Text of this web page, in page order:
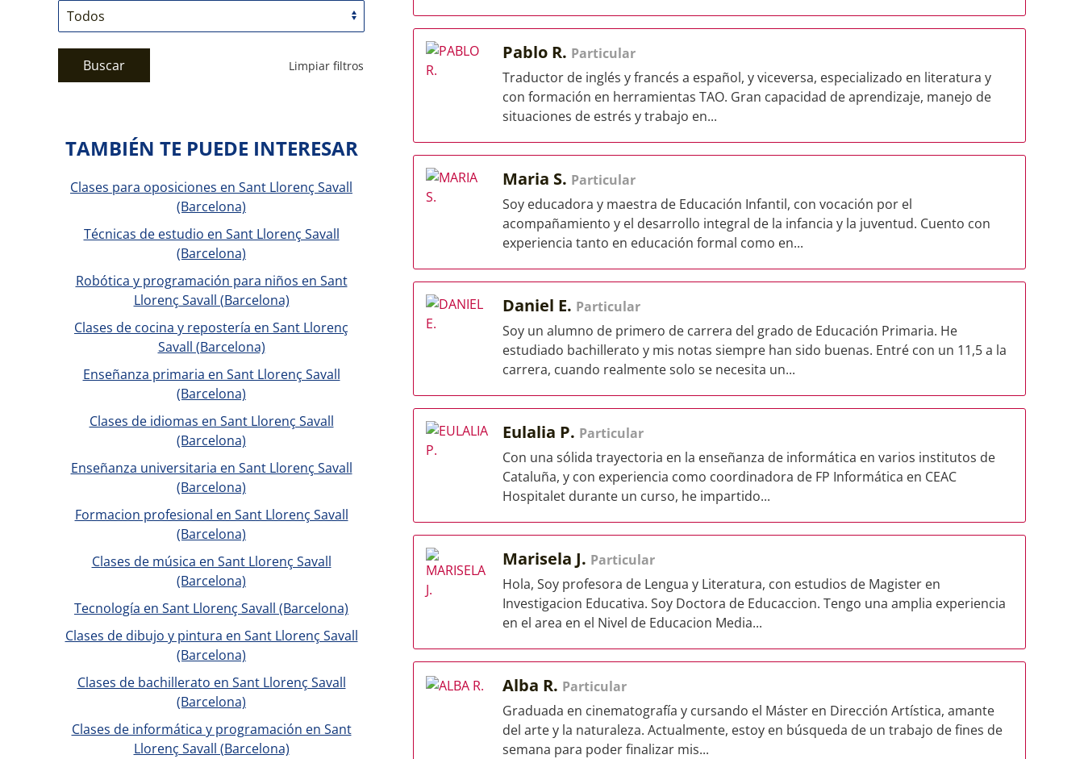
Buscar Limpiar filtros
Pablo R. Particular
Traductor de inglés y francés a español, y viceversa, especializado en literatura y
con formación en herramientas TAO. Gran capacidad de aprendizaje, manejo de
situaciones de estrés y trabajo en...
Maria S. Particular
Soy educadora y maestra de Educación Infantil, con vocación por el
acompañamiento y el desarrollo integral de la infancia y la juventud. Cuento con
experiencia tanto en educación formal como en...
Daniel E. Particular
Soy un alumno de primero de carrera del grado de Educación Primaria. He
estudiado bachillerato y mis notas siempre han sido buenas. Entré con un 11,5 a la
carrera, cuando realmente solo se necesita un...
Eulalia P. Particular
Con una sólida trayectoria en la enseñanza de informática en varios institutos de
Cataluña, y con experiencia como coordinadora de FP Informática en CEAC
Hospitalet durante un curso, he impartido...
Marisela J. Particular
Hola, Soy profesora de Lengua y Literatura, con estudios de Magister en
Investigacion Educativa. Soy Doctora de Educaccion. Tengo una amplia experiencia
en el area en el Nivel de Educacion Media...
Alba R. Particular
Graduada en cinematografía y cursando el Máster en Dirección Artística, amante
del arte y la naturaleza. Actualmente, estoy en búsqueda de un trabajo de fines de
semana para poder finalizar mis...
TAMBIÉN TE PUEDE INTERESAR
Clases para oposiciones en Sant Llorenç Savall
(Barcelona)
Técnicas de estudio en Sant Llorenç Savall
(Barcelona)
Robótica y programación para niños en Sant
Llorenç Savall (Barcelona)
Clases de cocina y repostería en Sant Llorenç
Savall (Barcelona)
Enseñanza primaria en Sant Llorenç Savall
(Barcelona)
Clases de idiomas en Sant Llorenç Savall
(Barcelona)
Enseñanza universitaria en Sant Llorenç Savall
(Barcelona)
Formacion profesional en Sant Llorenç Savall
(Barcelona)
Clases de música en Sant Llorenç Savall
(Barcelona)
Tecnología en Sant Llorenç Savall (Barcelona)
Clases de dibujo y pintura en Sant Llorenç Savall
(Barcelona)
Clases de bachillerato en Sant Llorenç Savall
(Barcelona)
Clases de informática y programación en Sant
Llorenç Savall (Barcelona)